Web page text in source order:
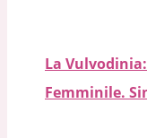
La
Femminile.